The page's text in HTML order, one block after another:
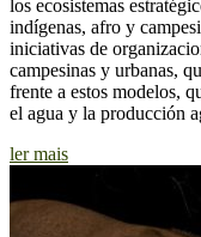
los ecosistemas
indígenas, afro y
iniciativas de
campesinas y urbanas,
frente a estos modelos,
el agua y la producción
ler mais